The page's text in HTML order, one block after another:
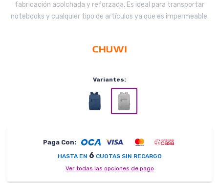
fabricación acolchada y reforzada. Es ideal para transportar
notebooks y cualquier tipo de artículos ya que es impermeable.
Variantes:
Paga Con:
HASTA EN 6 CUOTAS SIN RECARGO
Ver todas las opciones de pago
Belleza y Salud